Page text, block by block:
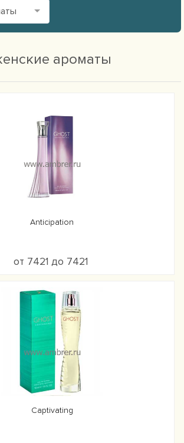
ароматы
Anticipation
от 7421 до 7421
Captivating